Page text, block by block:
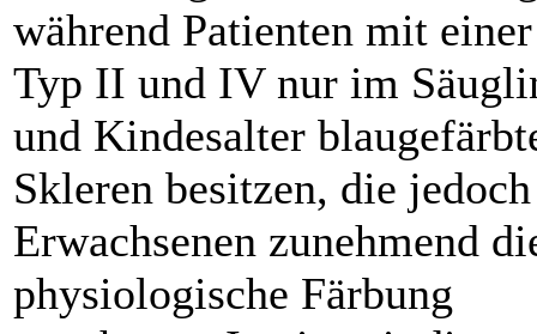
während Patienten mit
Typ II und IV nur im
und Kindesalter
Skleren besitzen, die
Erwachsenen zunehmend
physiologische Färbung